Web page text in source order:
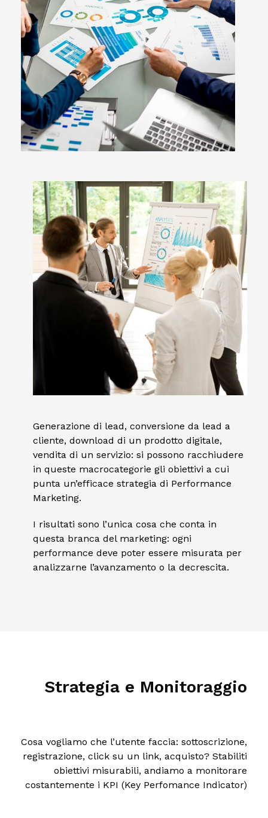
Generazione di lead, conversione da lead a
cliente, download di un prodotto digitale,
vendita di un servizio: si possono racchiudere
in queste macrocategorie gli obiettivi a cui
punta un’efficace strategia di Performance
Marketing.
I risultati sono l’unica cosa che conta in
questa branca del marketing: ogni
performance deve poter essere misurata per
analizzarne l’avanzamento o la decrescita.
Strategia e Monitoraggio
Cosa vogliamo che l’utente faccia: sottoscrizione,
registrazione, click su un link, acquisto? Stabiliti
obiettivi misurabili, andiamo a monitorare
costantemente i KPI (Key Perfomance Indicator)